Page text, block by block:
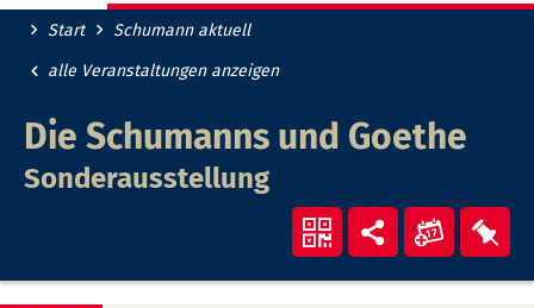
Stadt
Start
Schumann aktuell
alle Veranstaltungen anzeigen
Die Schumanns und Goethe
Sonderausstellung
QR-
Code
Teilen
"Die